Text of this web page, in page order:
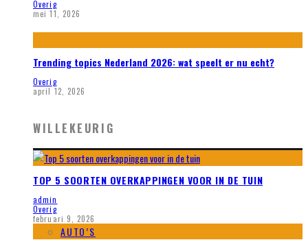
Overig
mei 11, 2026
Trending topics Nederland 2026: wat speelt er nu echt?
Overig
april 12, 2026
WILLEKEURIG
TOP 5 SOORTEN OVERKAPPINGEN VOOR IN DE TUIN
admin
Overig
februari 9, 2026
AUTO’S